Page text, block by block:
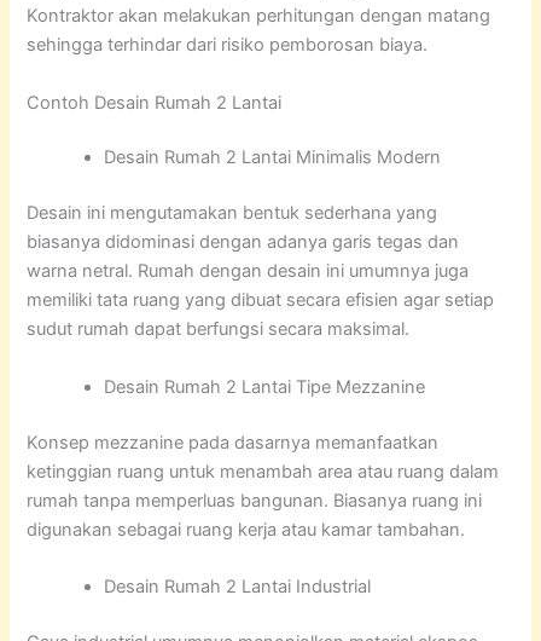
Kontraktor akan melakukan perhitungan dengan matang
sehingga terhindar dari risiko pemborosan biaya.
Contoh Desain Rumah 2 Lantai
Desain Rumah 2 Lantai Minimalis Modern
Desain ini mengutamakan bentuk sederhana yang
biasanya didominasi dengan adanya garis tegas dan
warna netral. Rumah dengan desain ini umumnya juga
memiliki tata ruang yang dibuat secara efisien agar setiap
sudut rumah dapat berfungsi secara maksimal.
Desain Rumah 2 Lantai Tipe Mezzanine
Konsep mezzanine pada dasarnya memanfaatkan
ketinggian ruang untuk menambah area atau ruang dalam
rumah tanpa memperluas bangunan. Biasanya ruang ini
digunakan sebagai ruang kerja atau kamar tambahan.
Desain Rumah 2 Lantai Industrial